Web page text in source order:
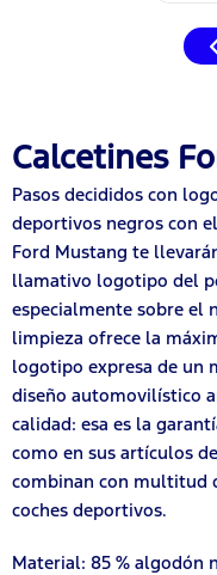
Calcetines
Pasos decididos con
deportivos negros con
Ford Mustang te
llamativo logotipo del
especialmente sobre el
limpieza ofrece la
logotipo expresa de un
diseño automovilístico
calidad: esa es la
como en sus artículos
combinan con multitud
coches deportivos.
Material: 85 % algodón